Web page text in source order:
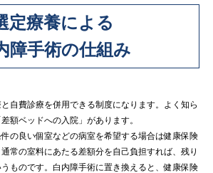
定療養による
障手術の仕組み
自費診療を併用できる制度になります。よく知ら
額ベッドへの入院」があります。
の良い個室などの病室を希望する場合は健康保険
常の室料にあたる差額分を自己負担すれば、残り
ものです。白内障手術に置き換えると、健康保険